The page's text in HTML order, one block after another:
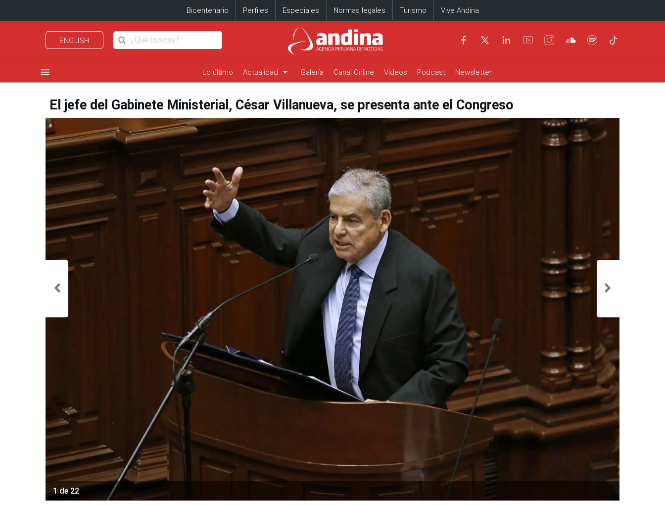
Bicentenario Perfiles Especiales Normas legales Turismo Vive Andina
ENGLISH
menu Lo último Actualidad arrow_drop_down Galería Canal Online Videos Podcast Newsletter
El jefe del Gabinete Ministerial, César Villanueva, se presenta ante el Congreso
1 de 22